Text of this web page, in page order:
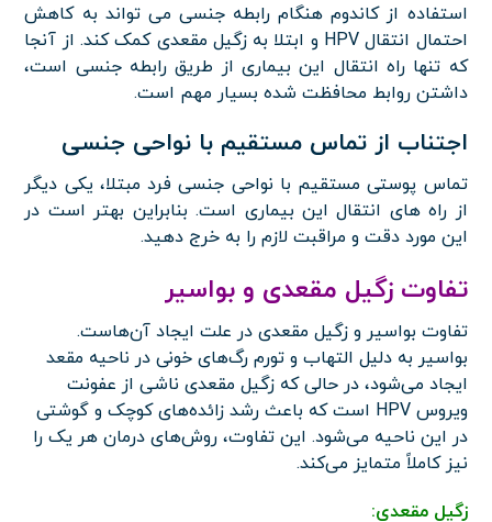
استفاده از کاندوم هنگام رابطه جنسی می تواند به کاهش
احتمال انتقال HPV و ابتلا به زگیل مقعدی کمک کند. از آنجا
که تنها راه انتقال این بیماری از طریق رابطه جنسی است،
داشتن روابط محافظت شده بسیار مهم است.
اجتناب از تماس مستقیم با نواحی جنسی
تماس پوستی مستقیم با نواحی جنسی فرد مبتلا، یکی دیگر
از راه های انتقال این بیماری است. بنابراین بهتر است در
این مورد دقت و مراقبت لازم را به خرج دهید.
تفاوت زگیل مقعدی و بواسیر
تفاوت بواسیر و زگیل مقعدی در علت ایجاد آن‌هاست.
بواسیر به دلیل التهاب و تورم رگ‌های خونی در ناحیه مقعد
ایجاد می‌شود، در حالی که زگیل مقعدی ناشی از عفونت
ویروس HPV است که باعث رشد زائده‌های کوچک و گوشتی
در این ناحیه می‌شود. این تفاوت، روش‌های درمان هر یک را
نیز کاملاً متمایز می‌کند.
زگیل مقعدی: